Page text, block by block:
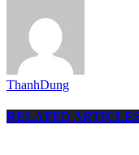
ThanhDung
RELATED